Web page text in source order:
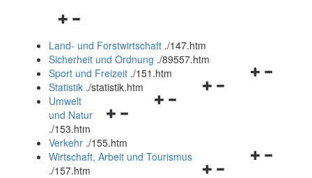
Navigationsmenü
und
schließen
Land- und Forstwirtschaft ./147.htm
Sicherheit und Ordnung ./89557.htm
Navigationsmenü
Sport und Freizeit ./151.htm
Navigationsmenü
Statistik ./statistik.htm
Navigationsmenü
und
schließen
Umwelt
und Natur
./153.htm
Verkehr ./155.htm
Navigationsmenü
Wirtschaft, Arbeit und Tourismus
./157.htm